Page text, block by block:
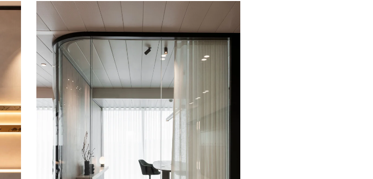
Dans le siège social bruxellois de 5 000 m², Creneau
International a trouvé l’équilibre parfait entre identité
d’entreprise et ambiance chaleureuse. Nos solutions
d’éclairage ont contribué à créer un lieu presque aussi
accueillant qu’à la maison et ont soutenu l’obtention du
certificat WELL platinum.
DÉCOUVRIR CE PROJET